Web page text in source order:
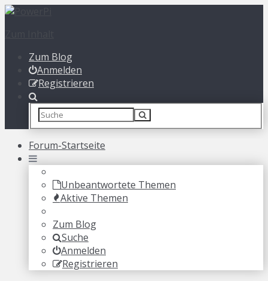
Zum Blog
Anmelden
Registrieren
Forum-Startseite
Unbeantwortete Themen
Aktive Themen
Zum Blog
Suche
Anmelden
Registrieren